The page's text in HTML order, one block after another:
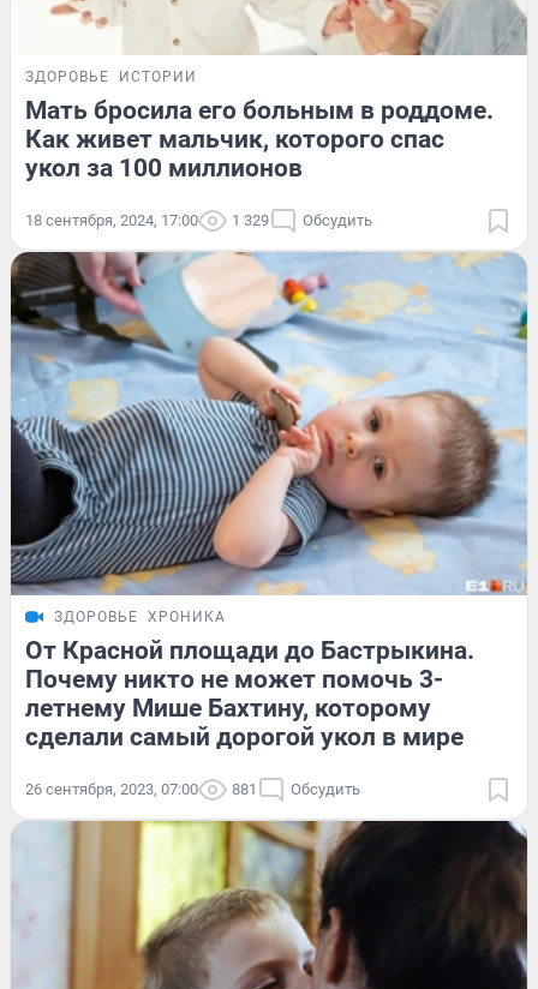
ЗДОРОВЬЕ ИСТОРИИ
Мать бросила его больным в роддоме.
Как живет мальчик, которого спас
укол за 100 миллионов
18 сентября, 2024, 17:00 1 329 Обсудить
ЗДОРОВЬЕ ХРОНИКА
От Красной площади до Бастрыкина.
Почему никто не может помочь 3-
летнему Мише Бахтину, которому
сделали самый дорогой укол в мире
26 сентября, 2023, 07:00 881 Обсудить